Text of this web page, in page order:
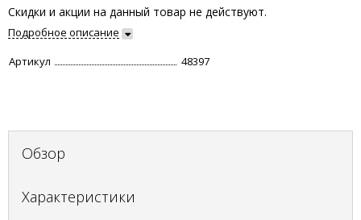
Скидки и акции на данный товар не действуют.
Подробное описание
Артикул
48397
Обзор
Характеристики